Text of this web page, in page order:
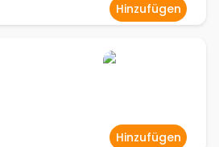
Hinzufügen
Hinzufügen